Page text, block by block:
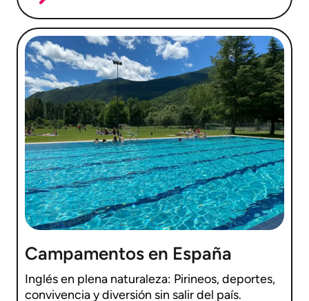
Campamentos en España
Inglés en plena naturaleza: Pirineos, deportes,
convivencia y diversión sin salir del país.